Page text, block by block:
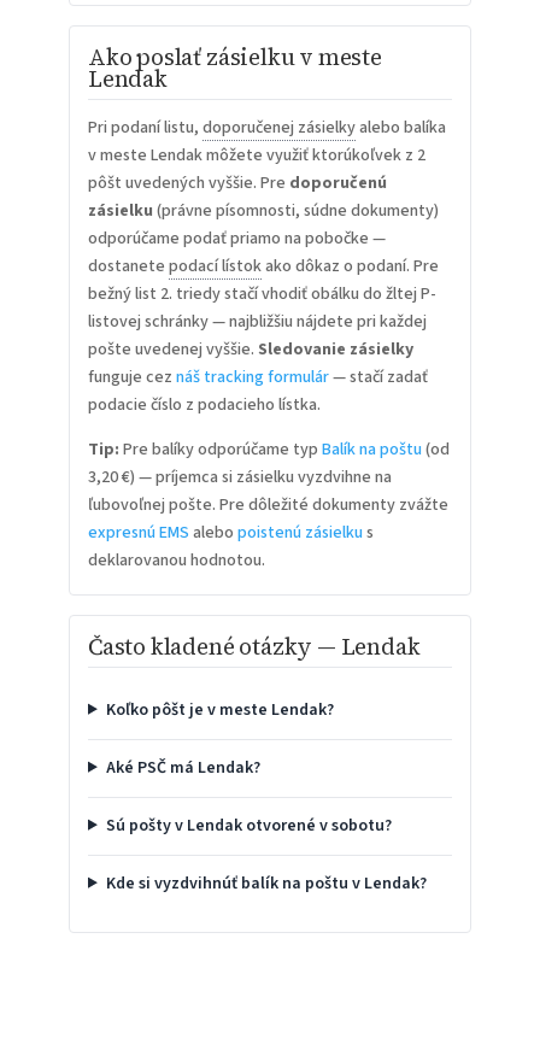
Ako poslať zásielku v meste
Lendak
Pri podaní listu, doporučenej zásielkyalebo balíka
v meste Lendak môžete využiť ktorúkoľvek z 2
pôšt uvedených vyššie. Pre doporučenú
zásielku (právne písomnosti, súdne dokumenty)
odporúčame podať priamo na pobočke —
dostanete podací lístokako dôkaz o podaní. Pre
bežný list 2. triedy stačí vhodiť obálku do žltej P-
listovej schránky — najbližšiu nájdete pri každej
pošte uvedenej vyššie. Sledovanie zásielky
funguje cez náš tracking formulár— stačí zadať
podacie číslo z podacieho lístka.
Tip: Pre balíky odporúčame typ Balík na poštu (od
3,20 €) — príjemca si zásielku vyzdvihne na
ľubovoľnej pošte. Pre dôležité dokumenty zvážte
expresnú EMS alebo poistenú zásielku s
deklarovanou hodnotou.
Často kladené otázky — Lendak
Koľko pôšt je v meste Lendak?
Aké PSČ má Lendak?
Sú pošty v Lendak otvorené v sobotu?
Kde si vyzdvihnúť balík na poštu v Lendak?